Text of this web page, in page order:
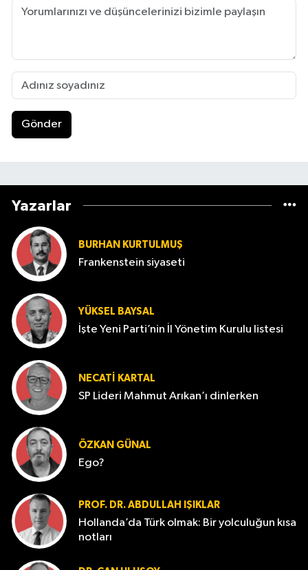
Gönder
Yazarlar
BURHAN KURTULMUŞ
Frankenstein siyaseti
YÜKSEL BAYSAL
İşte Yeni Parti’nin İl Yönetim Kurulu listesi
NECATI KARTAL
SP Lideri Mahmut Arıkan’ı dinlerken
ÖZKAN GÜNAL
Ego?
PROF. DR. ABDULLAH IŞIKLAR
Hollanda’da Türk olmak: Bir yolculuğun kısa
notları